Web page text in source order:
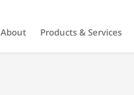
About Products & Services